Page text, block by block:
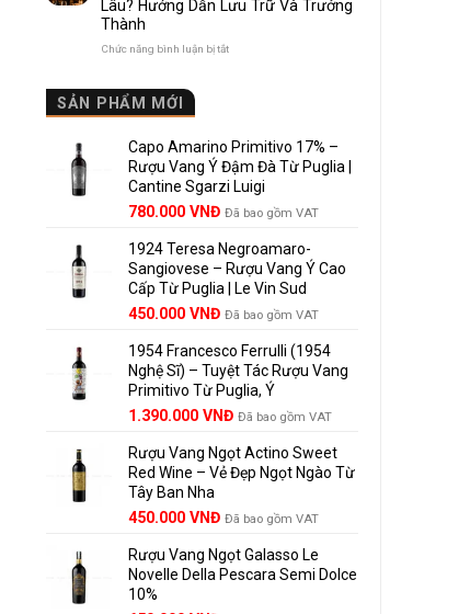
Người
và
chọn
đáng
giá?
au
rượu
vang
Pháp
và
những
yêu
vang
nên
Lâu? Hướng Dẫn Lưu Trữ Và Trưởng
Thành
Chức năng bình luận bị tắtở
Được
Bao
Lâu?
Hướng
Dẫn
Trữ
Và
Trưởng
Thành
SẢN PHẨM MỚI
Capo Amarino Primitivo 17% –
Rượu Vang Ý Đậm Đà Từ Puglia |
Cantine Sgarzi Luigi
Giá
là:
858.000 VNĐ.
780.000 VNĐGiá
tại
là:
780.000 VNĐ.
Đã bao gồm VAT
1924 Teresa Negroamaro-
Sangiovese – Rượu Vang Ý Cao
Cấp Từ Puglia | Le Vin Sud
Giá
là:
495.000 VNĐ.
450.000 VNĐGiá
tại
là:
450.000 VNĐ.
Đã bao gồm VAT
1954 Francesco Ferrulli (1954
Nghệ Sĩ) – Tuyệt Tác Rượu Vang
Primitivo Từ Puglia, Ý
Giá
là:
1.529.000 VNĐ.
1.390.000 VNĐGiá
tại
là:
Đã bao gồm VAT
Rượu Vang Ngọt Actino Sweet
Red Wine – Vẻ Đẹp Ngọt Ngào Từ
Tây Ban Nha
450.000 VNĐ Đã bao gồm VAT
Rượu Vang Ngọt Galasso Le
Novelle Della Pescara Semi Dolce
10%